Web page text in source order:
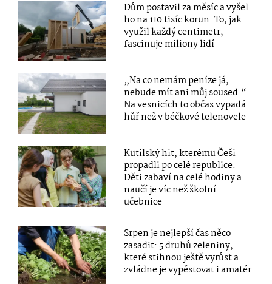
Dům postavil za měsíc a vyšel
ho na 110 tisíc korun. To, jak
využil každý centimetr,
fascinuje miliony lidí
„Na co nemám peníze já,
nebude mít ani můj soused.“
Na vesnicích to občas vypadá
hůř než v béčkové telenovele
Kutilský hit, kterému Češi
propadli po celé republice.
Děti zabaví na celé hodiny a
naučí je víc než školní
učebnice
Srpen je nejlepší čas něco
zasadit: 5 druhů zeleniny,
které stihnou ještě vyrůst a
zvládne je vypěstovat i amatér